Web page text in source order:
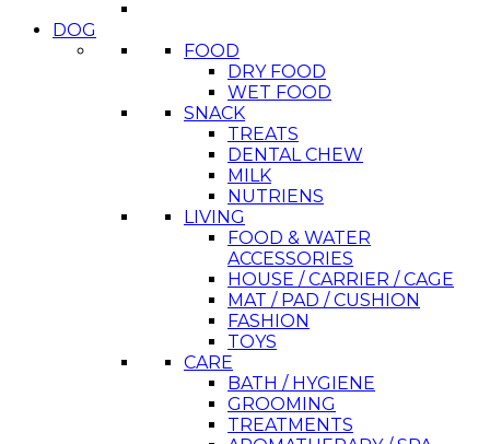
DOG
FOOD
DRY FOOD
WET FOOD
SNACK
TREATS
DENTAL CHEW
MILK
NUTRIENS
LIVING
FOOD & WATER
ACCESSORIES
HOUSE / CARRIER / CAGE
MAT / PAD / CUSHION
FASHION
TOYS
CARE
BATH / HYGIENE
GROOMING
TREATMENTS